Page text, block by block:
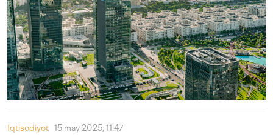
Iqtisodiyot 15 may 2025, 11:47